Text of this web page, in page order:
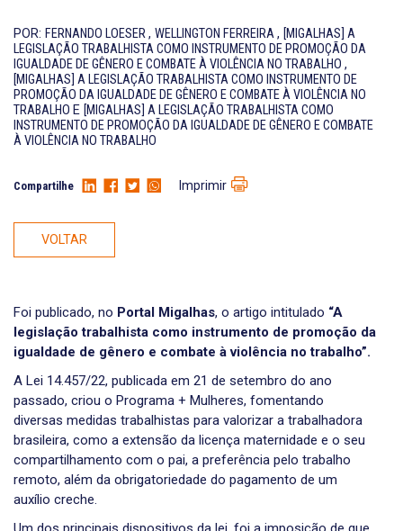
POR: FERNANDO LOESER, WELLINGTON FERREIRA, [MIGALHAS] A
LEGISLAÇÃO TRABALHISTA COMO INSTRUMENTO DE PROMOÇÃO DA
IGUALDADE DE GÊNERO E COMBATE À VIOLÊNCIA NO TRABALHO ,
[MIGALHAS] A LEGISLAÇÃO TRABALHISTA COMO INSTRUMENTO DE
PROMOÇÃO DA IGUALDADE DE GÊNERO E COMBATE À VIOLÊNCIA NO
TRABALHO E [MIGALHAS] A LEGISLAÇÃO TRABALHISTA COMO
INSTRUMENTO DE PROMOÇÃO DA IGUALDADE DE GÊNERO E COMBATE
À VIOLÊNCIA NO TRABALHO
Compartilhe Imprimir
VOLTAR
Foi publicado, no Portal Migalhas, o artigo intitulado “A
legislação trabalhista como instrumento de promoção da
igualdade de gênero e combate à violência no trabalho”.
A Lei 14.457/22, publicada em 21 de setembro do ano
passado, criou o Programa + Mulheres, fomentando
diversas medidas trabalhistas para valorizar a trabalhadora
brasileira, como a extensão da licença maternidade e o seu
compartilhamento com o pai, a preferência pelo trabalho
remoto, além da obrigatoriedade do pagamento de um
auxílio creche.